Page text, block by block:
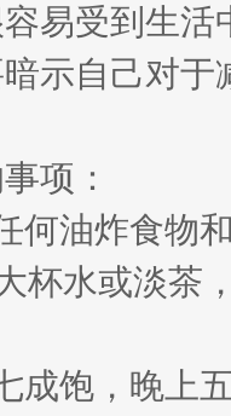
易受到生
示自己对
项：
何油炸食物
杯水或淡茶
成饱，晚上